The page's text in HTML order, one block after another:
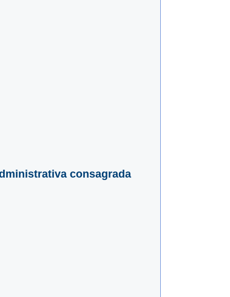
consagrada